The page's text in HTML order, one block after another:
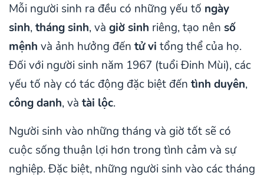
Mỗi người sinh ra đều có những yếu tố ngày
sinh,tháng sinh, và giờ sinh riêng, tạo nên số
mệnh và ảnh hưởng đến tử vi tổng thể của họ.
Đối với người sinh năm 1967 (tuổi Đinh Mùi), các
yếu tố này có tác động đặc biệt đến tình duyên,
công danh, và tài lộc.
Người sinh vào những tháng và giờ tốt sẽ có
cuộc sống thuận lợi hơn trong tình cảm và sự
nghiệp. Đặc biệt, những người sinh vào các tháng